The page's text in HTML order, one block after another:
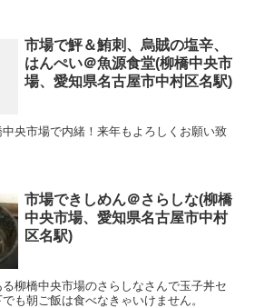
市場で鮃＆鮪刺、烏賊の塩辛、
はんぺい＠魚源食堂(柳橋中央市
場、愛知県名古屋市中村区名駅)
央市場で内緒！来年もよろしくお願い致
市場できしめん＠さらしな(柳橋
中央市場、愛知県名古屋市中村
区名駅)
柳橋中央市場のさらしなさんで玉子丼セ
も朝ご飯は食べなきゃいけません。